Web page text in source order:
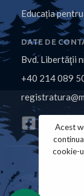
Educația
DATE DE
Bvd. Libertăţii
+40 214 089
Acest
cookie-